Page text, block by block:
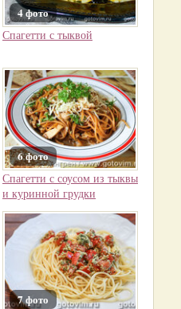
4 фото
Спагетти с тыквой
6 фото
Спагетти с соусом из тыквы
и куринной грудки
7 фото